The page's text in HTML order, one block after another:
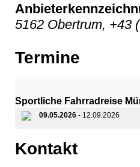
5162 Obertrum, +43
Termine
Sportliche Fahrradreise
09.05.2026 - 12.09.2026
Kontakt